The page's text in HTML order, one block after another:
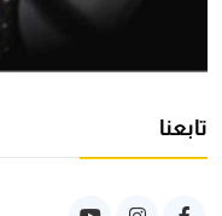
تابعنا